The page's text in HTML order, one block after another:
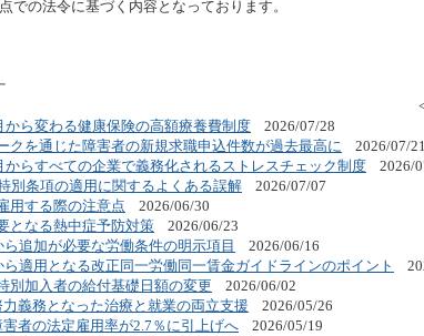
での法令に基づく内容となっております。
から変わる健康保険の高額療養費制度
2026/07/28
クを通じた障害者の新規求職申込件数が過去最高に
2026/07/21
からすべての企業で義務化されるストレスチェック制度
2026/
別条項の適用に関するよくある誤解
2026/07/07
用する際の注意点
2026/06/30
となる熱中症予防対策
2026/06/23
ら追加が必要な労働条件の明示項目
2026/06/16
ら適用となる改正同一労働同一賃金ガイドラインのポイント
別加入者の給付基礎日額の変更
2026/06/02
義務となった治療と就業の両立支援
2026/05/26
者の法定雇用率が2.7％に引上げへ
2026/05/19